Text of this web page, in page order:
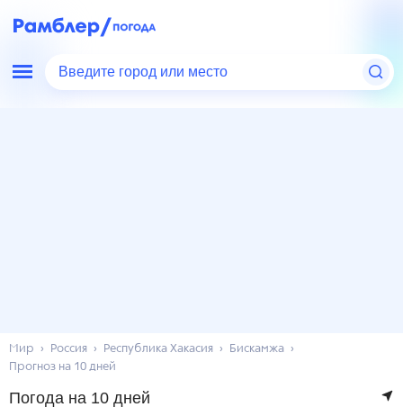
Введите город или место
Мир Россия Республика Хакасия
Бискамжа
Прогноз на 10 дней
Погода на 10 дней